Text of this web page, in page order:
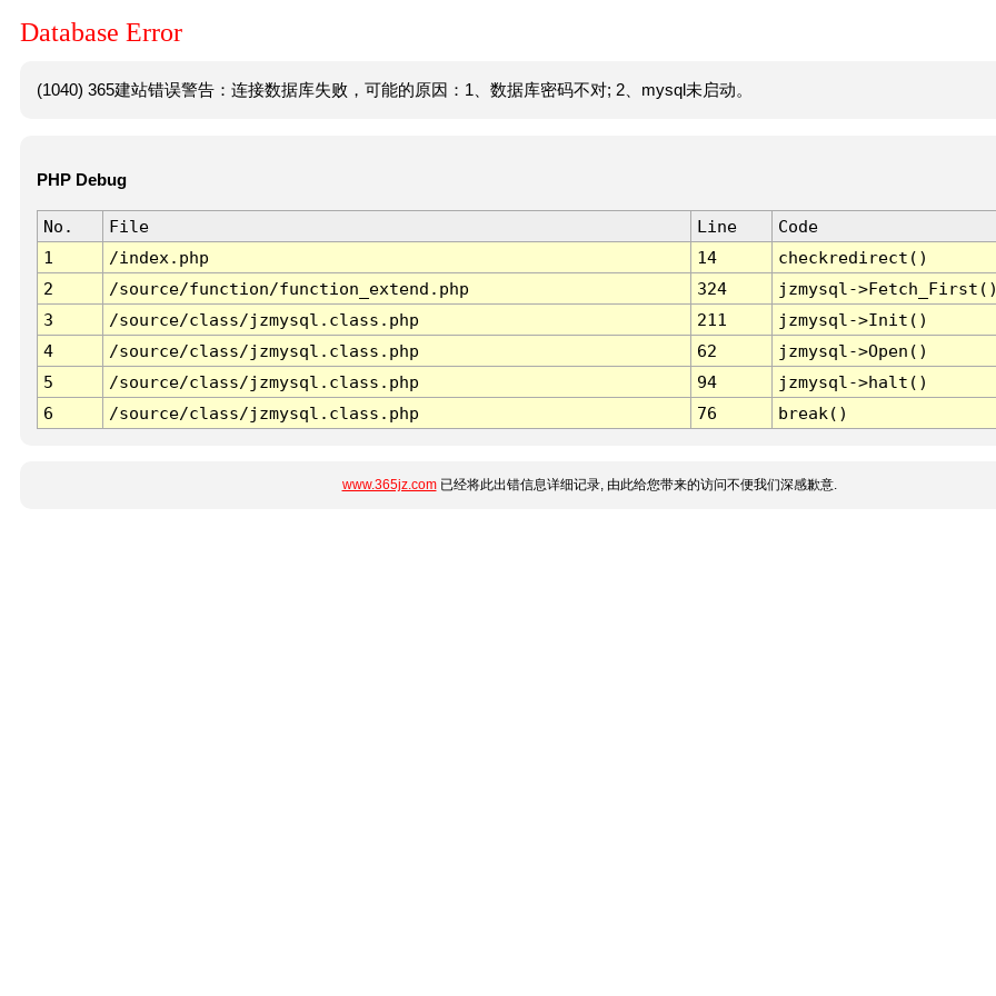
Database Error
(1040) 365建站错误警告：连接数据库失败，可能的原因：1、数据库密码不对; 2、mysql未启动。
PHP Debug
No. File Line
Code
1
/index.php 14
checkredirect()
2
/source/function/function_extend.php 324
jzmysql-
3
/source/class/jzmysql.class.php 211
jzmysql->Init()
4
/source/class/jzmysql.class.php 62
jzmysql->Open()
5
/source/class/jzmysql.class.php 94
jzmysql->halt()
6
/source/class/jzmysql.class.php 76 break()
www.365jz.com已经将此出错信息详细记录, 由此给您带来的访问不便我们深感歉意.